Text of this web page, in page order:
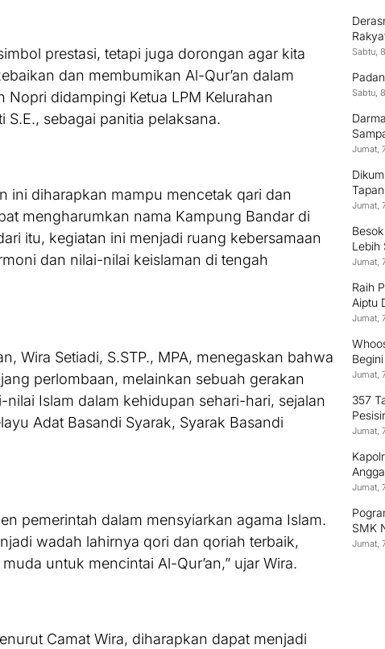
prestasi, tetapi juga dorongan agar kita
dan membumikan Al-Qur’an dalam
Nopri didampingi Ketua LPM Kelurahan
sebagai panitia pelaksana.
ini diharapkan mampu mencetak qari dan
mengharumkan nama Kampung Bandar di
itu, kegiatan ini menjadi ruang kebersamaan
dan nilai-nilai keislaman di tengah
Wira Setiadi, S.STP., MPA, menegaskan bahwa
perlombaan, melainkan sebuah gerakan
Islam dalam kehidupan sehari-hari, sejalan
Adat Basandi Syarak, Syarak Basandi
pemerintah dalam mensyiarkan agama Islam.
wadah lahirnya qori dan qoriah terbaik,
untuk mencintai Al-Qur’an,” ujar Wira.
Camat Wira, diharapkan dapat menjadi
Sabtu,
Sabtu,
Jumat,
Jumat,
Lebih
Jumat,
Raih
Aiptu
Terus
Jumat,
Jumat,
357
Jumat,
Jumat,
SMK
Jumat,